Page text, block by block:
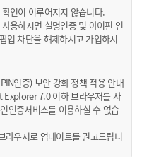
인이 이루어지지 않습니다.
용하시면 실명인증 및 아이핀 인
업 차단을 해제하시고 가입하시
인증) 보안 강화 정책 적용 안내
7.0 이하 브라우저를 사
인증서비스를 이용하실 수 없습
라우저로 업데이트를 권고드립니